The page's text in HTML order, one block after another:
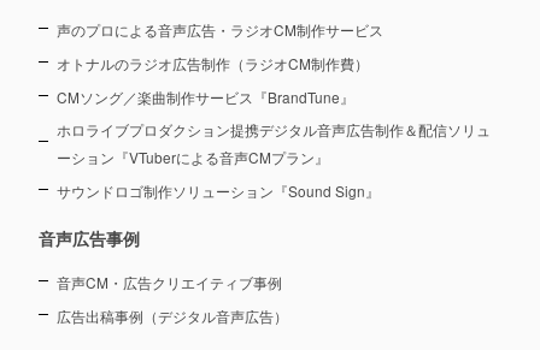
声のプロによる音声広告・ラジオCM制作サービス
オトナルのラジオ広告制作（ラジオCM制作費）
CMソング／楽曲制作サービス『BrandTune』
ホロライブプロダクション提携デジタル音声広告制作＆配信ソリュ
ーション 『VTuberによる音声CMプラン』
サウンドロゴ制作ソリューション『Sound Sign』
音声広告事例
音声CM・広告クリエイティブ事例
広告出稿事例（デジタル音声広告）